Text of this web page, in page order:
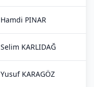
Hamdi PINAR
Selim KARLIDAĞ
Yusuf KARAGÖZ